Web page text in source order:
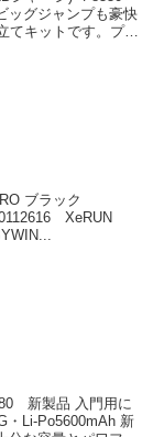
ッグジャンプも豪快
てキットです。プラ
ブラック
XeRUN
新製品 入門用に
・Li-Po5600mAh 新